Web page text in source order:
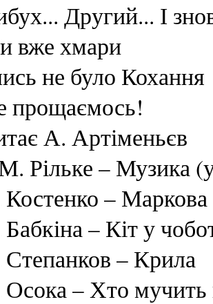
Другий... І
вже хмари
не було Кохання
прощаємось!
А. Артіменьєв
Рільке – Музика
– Маркова
– Кіт у
– Крила
– Хто мучить